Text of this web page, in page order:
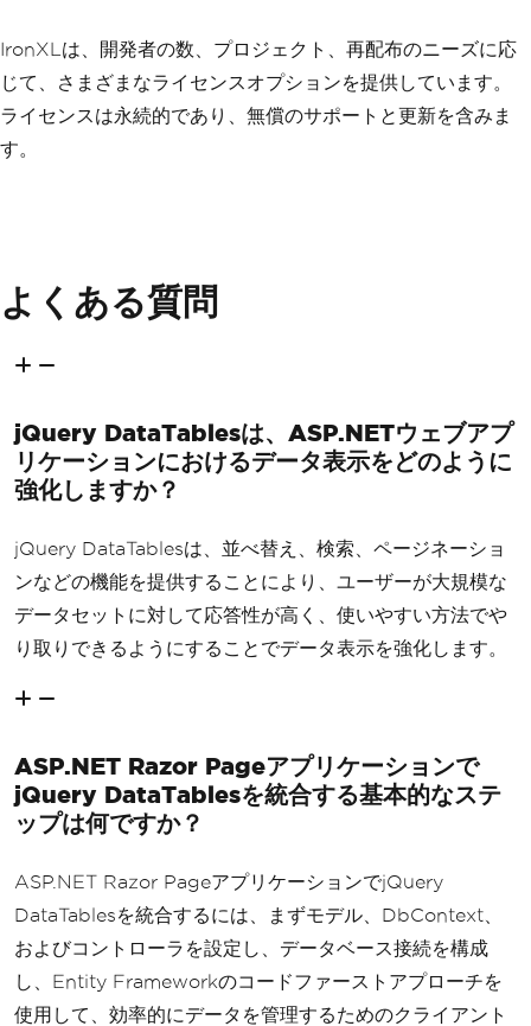
IronXLは、開発者の数、プロジェクト、再配布のニーズに応
じて、さまざまなライセンスオプションを提供しています。
ライセンスは永続的であり、無償のサポートと更新を含みま
す。
よくある質問
jQuery DataTablesは、ASP.NETウェブアプ
リケーションにおけるデータ表示をどのように
強化しますか？
jQuery DataTablesは、並べ替え、検索、ページネーショ
ンなどの機能を提供することにより、ユーザーが大規模な
データセットに対して応答性が高く、使いやすい方法でや
り取りできるようにすることでデータ表示を強化します。
ASP.NET Razor Pageアプリケーションで
jQuery DataTablesを統合する基本的なステ
ップは何ですか？
ASP.NET Razor PageアプリケーションでjQuery
DataTablesを統合するには、まずモデル、DbContext、
およびコントローラを設定し、データベース接続を構成
し、Entity Frameworkのコードファーストアプローチを
使用して、効率的にデータを管理するためのクライアント